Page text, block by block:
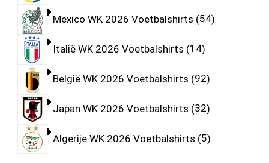
Mexico WK 2026 Voetbalshirts 54
Italië WK 2026 Voetbalshirts 14
België WK 2026 Voetbalshirts 92
Japan WK 2026 Voetbalshirts 32
Algerije WK 2026 Voetbalshirts 5